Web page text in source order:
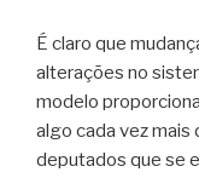
É claro que
alterações no
modelo
algo cada vez mais
deputados que se